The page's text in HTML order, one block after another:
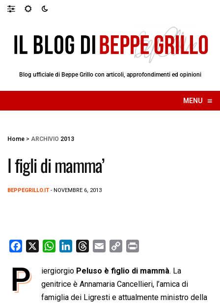
Blog ufficiale di Beppe Grillo con articoli, approfondimenti ed opinioni
MENU ≡
☰
Home > ARCHIVIO 2013
I figli di mamma’
BEPPEGRILLO.IT - NOVEMBRE 6, 2013
c
e
W
a
t
s
n
k
e
r
e
a
a
i
l
p
y
L
i
n
t
P iergiorgio Peluso è figlio di mammà. La
genitrice è Annamaria Cancellieri, l’amica di
famiglia dei Ligresti e attualmente ministro della